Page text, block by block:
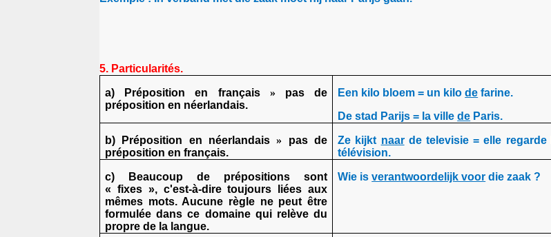
5. Particularités.
a) Préposition en français » pas de
préposition en néerlandais.
Een kilo bloem = un kilode farine.
De stad Parijs = la villede Paris.
b) Préposition en néerlandais» pas de
préposition en français.
Ze kijkt naarde televisie = elle regarde
télévision.
c) Beaucoup de prépositions sont
« fixes », c'est-à-dire toujours liées aux
mêmes mots. Aucune règle ne peut être
formulée dans ce domaine qui relève du
propre de la langue.
Wie isverantwoordelijk voor die zaak ?